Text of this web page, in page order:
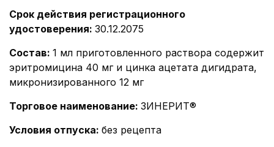
Срок действия регистрационного
удостоверения: 30.12.2075
Состав: 1 мл приготовленного раствора содержит
эритромицина 40 мг и цинка ацетата дигидрата,
микронизированного 12 мг
Торговое наименование: ЗИНЕРИТ®
Условия отпуска: без рецепта